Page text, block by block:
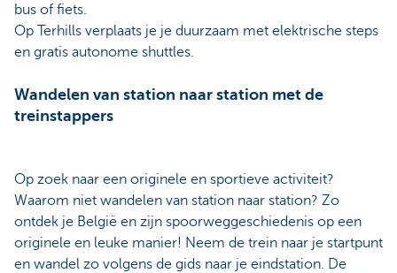
bus of fiets.
Op Terhills verplaats je je duurzaam met elektrische steps
en gratis autonome shuttles.
Wandelen van station naar station met de
treinstappers
Op zoek naar een originele en sportieve activiteit?
Waarom niet wandelen van station naar station? Zo
ontdek je België en zijn spoorweggeschiedenis op een
originele en leuke manier! Neem de trein naar je startpunt
en wandel zo volgens de gids naar je eindstation. De